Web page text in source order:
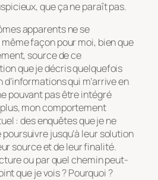
que ça ne paraît pas.
apparents ne se
façon pour moi, bien que
source de ce
que je décris quelquefois
qui m’arrive en
pouvant pas être intégré
mon comportement
: des enquêtes que je ne
poursuivre jusqu’à leur solution
source et de leur finalité.
ou par quel chemin peut-
que je vois ? Pourquoi ?